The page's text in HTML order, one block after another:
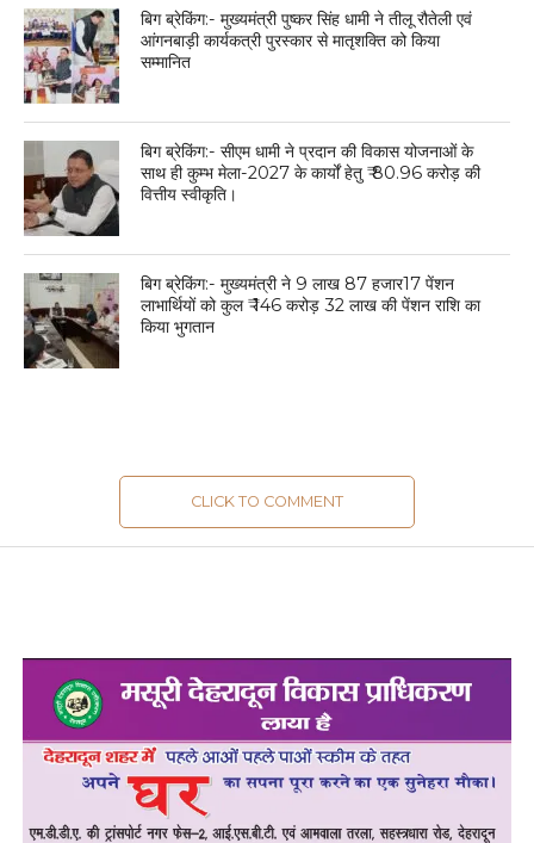
बिग ब्रेकिंग:- मुख्यमंत्री पुष्कर सिंह धामी ने तीलू रौतेली एवं
आंगनबाड़ी कार्यकत्री पुरस्कार से मातृशक्ति को किया
सम्मानित
बिग ब्रेकिंग:- सीएम धामी ने प्रदान की विकास योजनाओं के
साथ ही कुम्भ मेला-2027 के कार्यों हेतु ₹ 80.96 करोड़ की
वित्तीय स्वीकृति।
बिग ब्रेकिंग:- मुख्यमंत्री ने 9 लाख 87 हजार17 पेंशन
लाभार्थियों को कुल ₹ 146 करोड़ 32 लाख की पेंशन राशि का
किया भुगतान
CLICK TO COMMENT